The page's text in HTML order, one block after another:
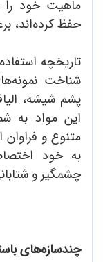
ماهیت خود را
حفظ کرده‌اند،
تاریخچه
شناخت
پشم شیشه،
این مواد به
متنوع و
به خود
چشمگیر و
چندسازه‌های